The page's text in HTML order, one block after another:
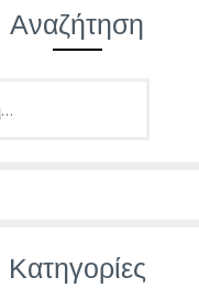
Αναζήτηση
Κατηγορίες